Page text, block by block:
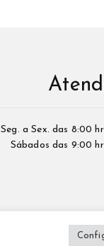
Seg. a Sex. das 8:00
Sábados das 9:00